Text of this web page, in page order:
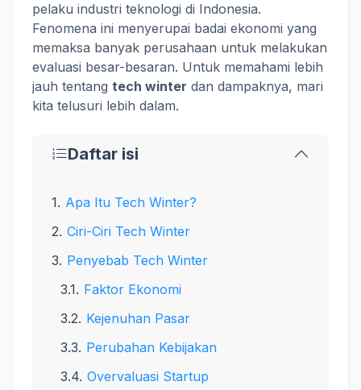
pelaku industri teknologi di Indonesia.
Fenomena ini menyerupai badai ekonomi yang
memaksa banyak perusahaan untuk melakukan
evaluasi besar-besaran. Untuk memahami lebih
jauh tentang tech winter dan dampaknya, mari
kita telusuri lebih dalam.
Daftar isi
Apa Itu Tech Winter?
Ciri-Ciri Tech Winter
Penyebab Tech Winter
Faktor Ekonomi
Kejenuhan Pasar
Perubahan Kebijakan
Overvaluasi Startup